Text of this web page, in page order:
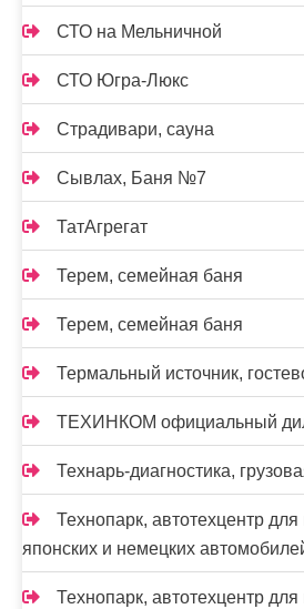
СТО на Мельничной
СТО Югра-Люкс
Страдивари, сауна
Сывлах, Баня №7
ТатАгрегат
Терем, семейная баня
Терем, семейная баня
Термальный источник,
ТЕХИНКОМ официальный
Технарь-диагностика,
Технопарк, автотехцентр для
японских и немецких
Технопарк, автотехцентр для